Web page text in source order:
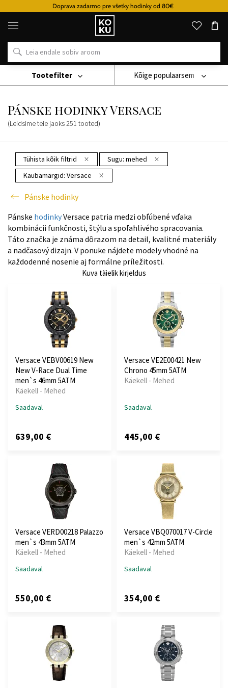
Doprava zadarmo pre všetky hodinky od 80€
Originaalsed
parfüümid
kellad
ühes
Käekell Pánske Hodinky Pánske Hodinky Versace
Pánske hodinky Versace
(Leidsime teie jaoks251 tooted)
Kõige populaarsem
Tühista kõik filtrid Sugu: mehed
Kaubamärgid: Versace
Pánske hodinky
Tootefilter
Pánske hodinkyVersace patria medzi obľúbené vďaka
kombinácii funkčnosti, štýlu a spoľahlivého spracovania.
Táto značka je známa dôrazom na detail, kvalitné materiály
a nadčasový dizajn. V ponuke nájdete modely vhodné na
každodenné nosenie aj formálne príležitosti.
Kuva täielik kirjeldus
Versace VEBV00619 New
New V-Race Dual Time
men`s 46mm 5ATM
Käekell - Mehed
Saadaval
639,00 €
Versace VE2E00421 New
Chrono 45mm 5ATM
Käekell - Mehed
Saadaval
445,00 €
Versace VERD00218 Palazzo
men`s 43mm 5ATM
Käekell - Mehed
Saadaval
550,00 €
Versace VBQ070017 V-Circle
men`s 42mm 5ATM
Käekell - Mehed
Saadaval
354,00 €